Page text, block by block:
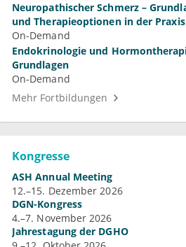
Neuropathischer Schmerz –
und Therapieoptionen in der Praxis
On-Demand
Endokrinologie und
Grundlagen
On-Demand
Mehr Fortbildungen
Kongresse
ASH Annual Meeting
12.–15. Dezember 2026
DGN-Kongress
4.–7. November 2026
Jahrestagung der DGHO